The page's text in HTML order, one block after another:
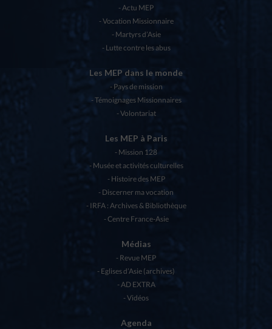
Actu MEP
Vocation Missionnaire
Martyrs d’Asie
Lutte contre les abus
Les MEP dans le monde
Pays de mission
Témoignages Missionnaires
Volontariat
Les MEP à Paris
Mission 128
Musée et activités culturelles
Histoire des MEP
Discerner ma vocation
IRFA : Archives & Bibliothèque
Centre France-Asie
Médias
Revue MEP
Eglises d’Asie (archives)
AD EXTRA
Vidéos
Agenda